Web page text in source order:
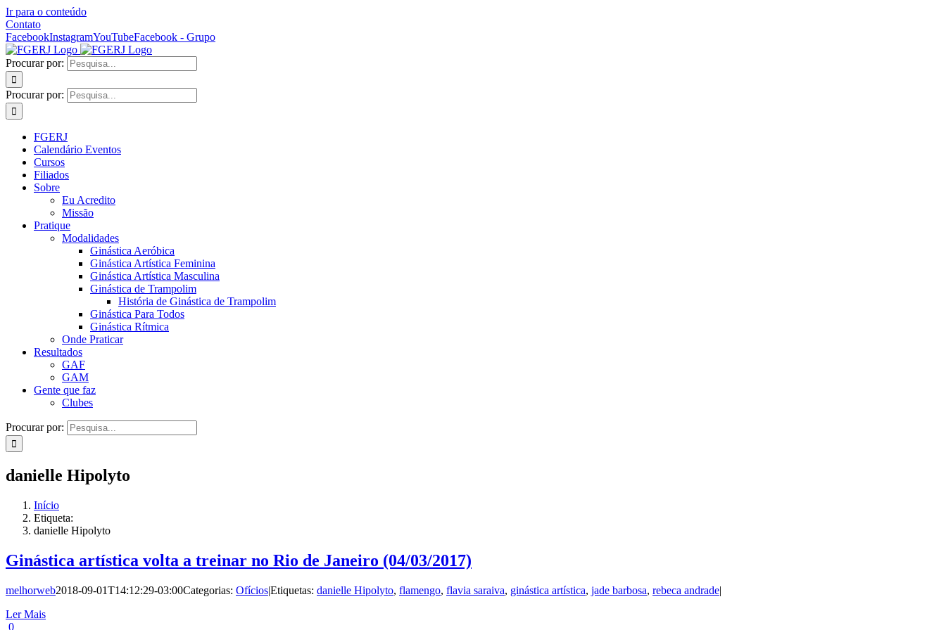
Ir para o conteúdo
Contato
FacebookInstagramYouTubeFacebook - Grupo
Procurar por:
Procurar por:
FGERJ
Calendário Eventos
Cursos
Filiados
Sobre
Eu Acredito
Missão
Pratique
Modalidades
Ginástica Aeróbica
Ginástica Artística Feminina
Ginástica Artística Masculina
Ginástica de Trampolim
História de Ginástica de Trampolim
Ginástica Para Todos
Ginástica Rítmica
Onde Praticar
Resultados
GAF
GAM
Gente que faz
Clubes
Procurar por:
danielle Hipolyto
Início
Etiqueta:
danielle Hipolyto
Ginástica artística volta a treinar no Rio de Janeiro (04/03/2017)
melhorweb2018-09-01T14:12:29-03:00Categorias: Ofícios|Etiquetas: danielle Hipolyto, flamengo, flavia saraiva, ginástica artística, jade barbosa, rebeca andrade|
Ler Mais
0